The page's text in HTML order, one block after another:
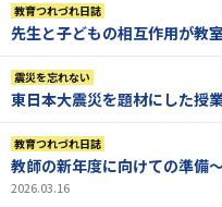
教育つれづれ日誌
先生と子どもの相互作用が教
震災を忘れない
東日本大震災を題材にした授業
教育つれづれ日誌
教師の新年度に向けての準備
2026.03.16